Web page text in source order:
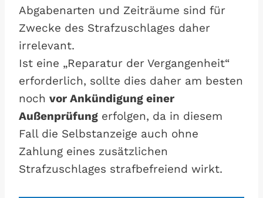
Abgabenarten und Zeiträume sind für
Zwecke des Strafzuschlages daher
irrelevant.
Ist eine „Reparatur der Vergangenheit“
erforderlich, sollte dies daher am besten
noch vor Ankündigung einer
Außenprüfung erfolgen, da in diesem
Fall die Selbstanzeige auch ohne
Zahlung eines zusätzlichen
Strafzuschlages strafbefreiend wirkt.